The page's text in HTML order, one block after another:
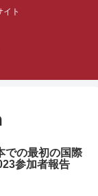
ト
での最初の国際
参加者報告